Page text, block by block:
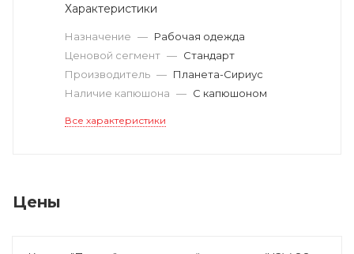
Характеристики
Назначение — Рабочая одежда
Ценовой сегмент — Стандарт
Производитель — Планета-Сириус
Наличие капюшона — С капюшоном
Все характеристики
Цены